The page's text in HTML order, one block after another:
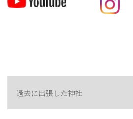
過去に出張した神社